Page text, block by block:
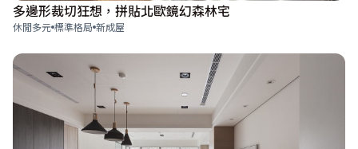
多邊形裁切狂想，拼貼北歐鏡幻森林宅
休閒多元 標準格局 新成屋